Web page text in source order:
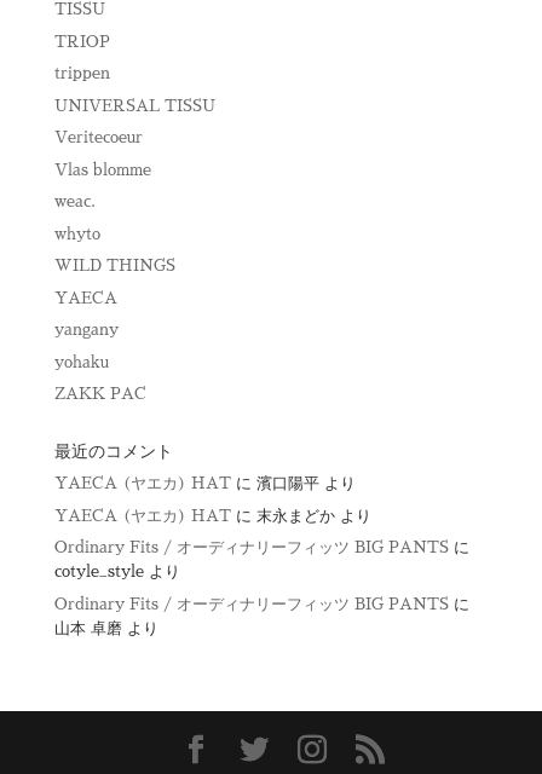
TISSU
TRIOP
trippen
UNIVERSAL TISSU
Veritecoeur
Vlas blomme
weac.
whyto
WILD THINGS
YAECA
yangany
yohaku
ZAKK PAC
最近のコメント
YAECA (ヤエカ) HATに 濱口陽平より
YAECA (ヤエカ) HATに 末永まどかより
Ordinary Fits / オーディナリーフィッツ BIG PANTSに
cotyle_styleより
Ordinary Fits / オーディナリーフィッツ BIG PANTSに
山本 卓磨より